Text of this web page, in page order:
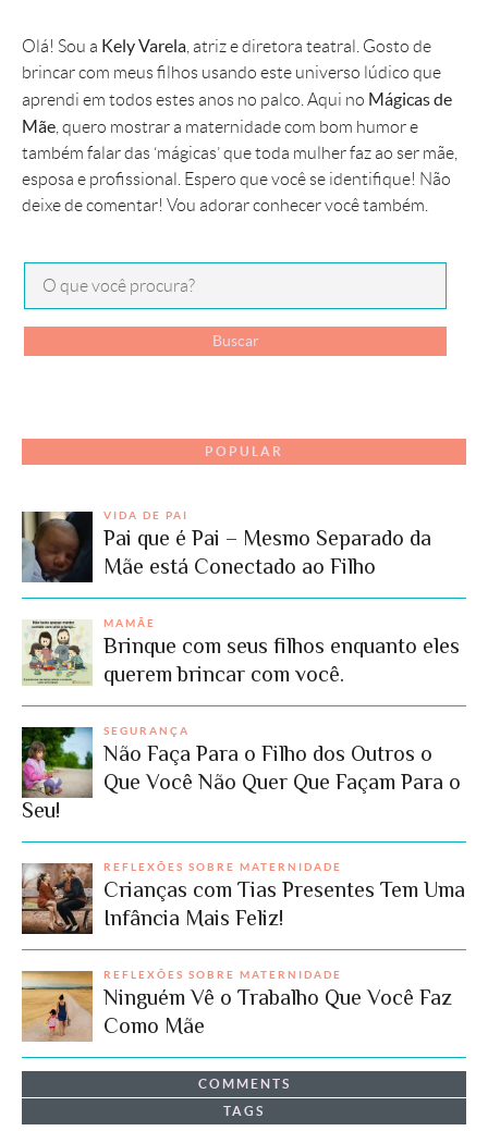
Olá! Sou a Kely Varela , atriz e diretora teatral. Gosto de
brincar com meus filhos usando este universo lúdico que
aprendi em todos estes anos no palco. Aqui no Mágicas de
Mãe , quero mostrar a maternidade com bom humor e
também falar das ‘mágicas’ que toda mulher faz ao ser mãe,
esposa e profissional. Espero que você se identifique! Não
deixe de comentar! Vou adorar conhecer você também.
POPULAR
VIDA DE PAI
Pai que é Pai – Mesmo Separado da
Mãe está Conectado ao Filho
MAMÃE
Brinque com seus filhos enquanto eles
querem brincar com você.
SEGURANÇA
Não Faça Para o Filho dos Outros o
Que Você Não Quer Que Façam Para o
Seu!
REFLEXÕES SOBRE MATERNIDADE
Crianças com Tias Presentes Tem Uma
Infância Mais Feliz!
REFLEXÕES SOBRE MATERNIDADE
Ninguém Vê o Trabalho Que Você Faz
Como Mãe
COMMENTS
TAGS